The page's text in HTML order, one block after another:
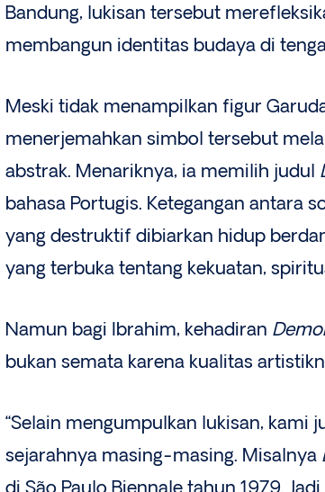
Bandung, lukisan tersebut
membangun identitas budaya di
Meski tidak menampilkan figur
menerjemahkan simbol tersebut
abstrak. Menariknya, ia memilih judul
bahasa Portugis. Ketegangan antara
yang destruktif dibiarkan hidup
yang terbuka tentang kekuatan,
Namun bagi Ibrahim, kehadiran
bukan semata karena kualitas
“Selain mengumpulkan lukisan, kami
sejarahnya masing-masing. Misalnya